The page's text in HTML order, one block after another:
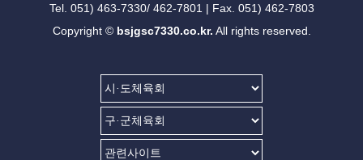
Tel. 051) 463-7330/ 462-7801 | Fax. 051) 462-7803
Copyright © bsjgsc7330.co.kr. All rights reserved.